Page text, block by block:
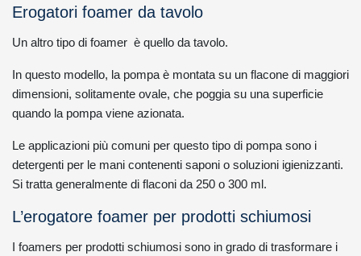
Erogatori foamer da tavolo
Un altro tipo di foamer è quello da tavolo.
In questo modello, la pompa è montata su un flacone di maggiori
dimensioni, solitamente ovale, che poggia su una superficie
quando la pompa viene azionata.
Le applicazioni più comuni per questo tipo di pompa sono i
detergenti per le mani contenenti saponi o soluzioni igienizzanti.
Si tratta generalmente di flaconi da 250 o 300 ml.
L’erogatore foamer per prodotti schiumosi
I foamers per prodotti schiumosi sono in grado di trasformare i